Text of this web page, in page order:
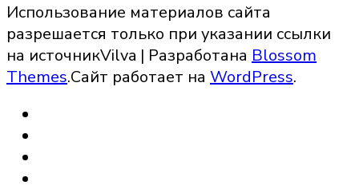
Использование материалов сайта
разрешается только при указании ссылки
на источникVilva | Разработана Blossom
Themes.Сайт работает на WordPress.